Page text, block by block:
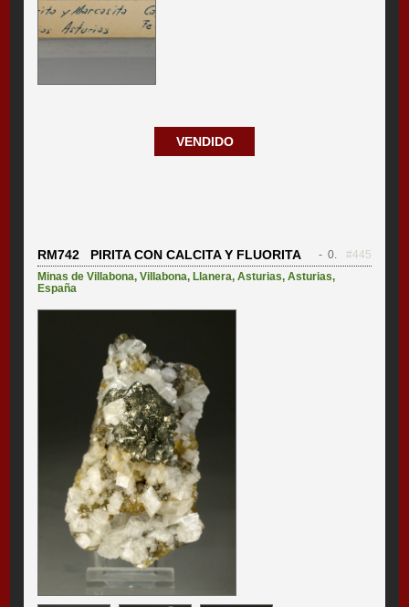
VENDIDO
RM742 PIRITA CON CALCITA Y FLUORITA - 0.
#445
Minas de Villabona,Villabona, Llanera,Asturias,Asturias,
España